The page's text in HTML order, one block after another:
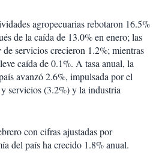
agropecuarias rebotaron 16.5%
de la caída de 13.0% en enero; las
servicios crecieron 1.2%; mientras
caída de 0.1%. A tasa anual, la
avanzó 2.6%, impulsada por el
servicios (3.2%) y la industria
con cifras ajustadas por
del país ha crecido 1.8% anual.